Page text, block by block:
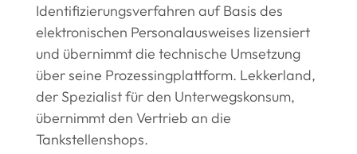
Identifizierungsverfahren auf Basis des
elektronischen Personalausweises lizensiert
und übernimmt die technische Umsetzung
über seine Prozessingplattform. Lekkerland,
der Spezialist für den Unterwegskonsum,
übernimmt den Vertrieb an die
Tankstellenshops.